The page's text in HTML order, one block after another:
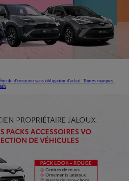
d'occasion sans obligation d'achat. Toutes marques,